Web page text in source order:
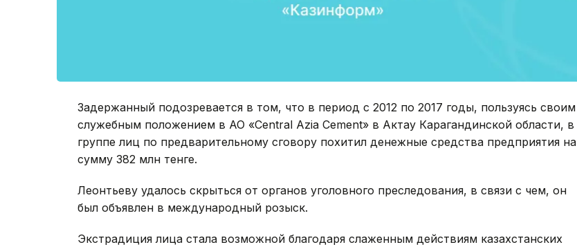
Задержанный подозревается в том, что в период с 2012 по 2017 годы, пользуясь своим
служебным положением в АО «Central Azia Cement» в Актау Карагандинской области, в
группе лиц по предварительному сговору похитил денежные средства предприятия на
сумму 382 млн тенге.
Леонтьеву удалось скрыться от органов уголовного преследования, в связи с чем, он
был объявлен в международный розыск.
Экстрадиция лица стала возможной благодаря слаженным действиям казахстанских